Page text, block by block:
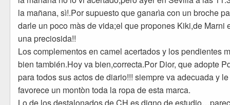
la mañana, sì!.Por supuesto que ganarìa con un broche
darle un poco màs de vida;el que propones Kiki,de Marni
una preciosida!!
Los complementos en camel acertados y los pendientes
bien también.Hoy va bien,correcta.Por Dior, que adopte
para todos sus actos de diario!!! siempre va adecuada y le
favorece un montòn toda la ropa de esta marca.